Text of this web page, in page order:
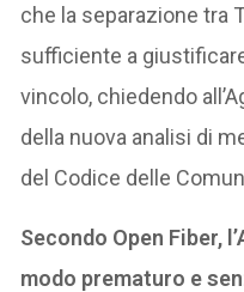
che la separazione tra
sufficiente a
vincolo, chiedendo
della nuova analisi di
del Codice delle
Secondo Open Fiber,
modo prematuro e